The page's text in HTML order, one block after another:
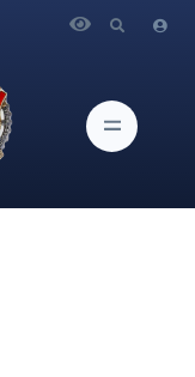
Итальянского